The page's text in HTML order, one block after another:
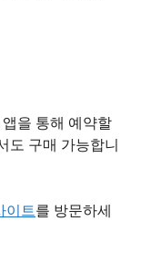
을 통해 예약할
도 구매 가능합니
이트를 방문하세